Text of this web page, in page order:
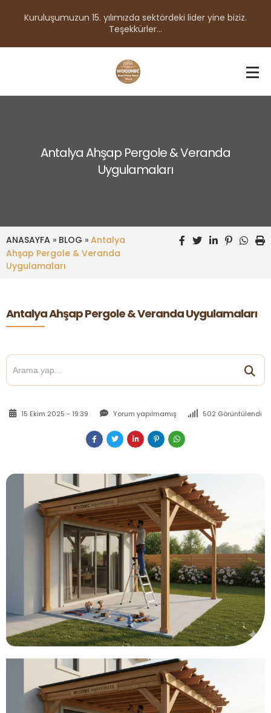
Kuruluşumuzun 15. yılımızda sektördeki lider yine biziz.
Teşekkürler...
Antalya Ahşap Pergole & Veranda
Uygulamaları
ANASAYFA » BLOG » Antalya
Ahşap Pergole & Veranda
Uygulamaları
Antalya Ahşap Pergole & Veranda Uygulamaları
15 Ekim 2025 - 19:39 Yorum yapılmamış 502 Görüntülendi